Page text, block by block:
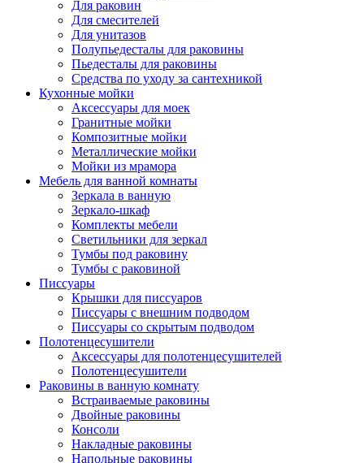
Для раковин
Для смесителей
Для унитазов
Полупьедесталы для раковины
Пьедесталы для раковины
Средства по уходу за сантехникой
Кухонные мойки
Аксессуары для моек
Гранитные мойки
Композитные мойки
Металлические мойки
Мойки из мрамора
Мебель для ванной комнаты
Зеркала в ванную
Зеркало-шкаф
Комплекты мебели
Светильники для зеркал
Тумбы под раковину
Тумбы с раковиной
Писсуары
Крышки для писсуаров
Писсуары с внешним подводом
Писсуары со скрытым подводом
Полотенцесушители
Аксессуары для полотенцесушителей
Полотенцесушители
Раковины в ванную комнату
Встраиваемые раковины
Двойные раковины
Консоли
Накладные раковины
Напольные раковины